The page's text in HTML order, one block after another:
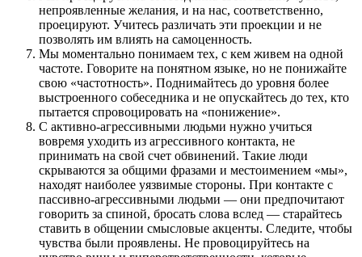
непроявленные желания, и на нас, соответственно,
проецируют. Учитесь различать эти проекции и не
позволять им влиять на самоценность.
Мы моментально понимаем тех, с кем живем на одной
частоте. Говорите на понятном языке, но не понижайте
свою «частотность». Поднимайтесь до уровня более
выстроенного собеседника и не опускайтесь до тех, кто
пытается спровоцировать на «понижение».
С активно-агрессивными людьми нужно учиться
вовремя уходить из агрессивного контакта, не
принимать на свой счет обвинений. Такие люди
скрываются за общими фразами и местоимением «мы»,
находят наиболее уязвимые стороны. При контакте с
пассивно-агрессивными людьми — они предпочитают
говорить за спиной, бросать слова вслед — старайтесь
ставить в общении смысловые акценты. Следите, чтобы
чувства были проявлены. Не провоцируйтесь на